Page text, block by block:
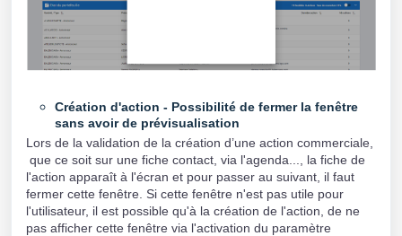
Création d'action - Possibilité de fermer la fenêtre
sans avoir de prévisualisation
Lors de la validation de la création d’une action commerciale,
que ce soit sur une fiche contact, via l'agenda..., la fiche de
l'action apparaît à l'écran et pour passer au suivant, il faut
fermer cette fenêtre. Si cette fenêtre n'est pas utile pour
l'utilisateur, il est possible qu'à la création de l'action, de ne
pas afficher cette fenêtre via l'activation du paramètre